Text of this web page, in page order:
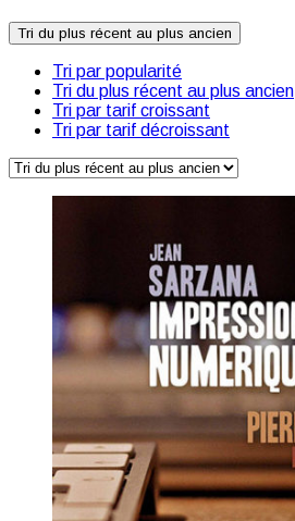
Tri du plus récent au plus ancien
Tri par popularité
Tri du plus récent au plus ancien
Tri par tarif croissant
Tri par tarif décroissant